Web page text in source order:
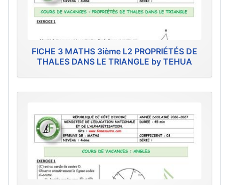
FICHE 3 MATHS 3ième L2 PROPRIÉTÉS DE
THALES DANS LE TRIANGLE by TEHUA